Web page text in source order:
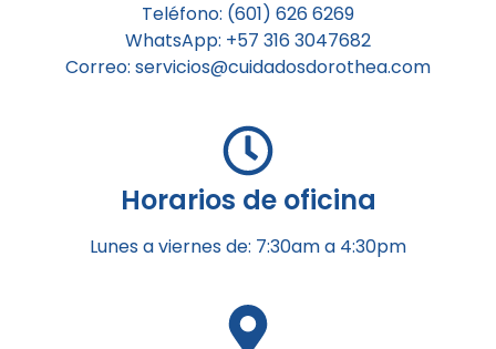
Teléfono: (601) 626 6269
WhatsApp: +57 316 3047682
Correo: servicios@cuidadosdorothea.com
Horarios de oficina
Lunes a viernes de: 7:30am a 4:30pm